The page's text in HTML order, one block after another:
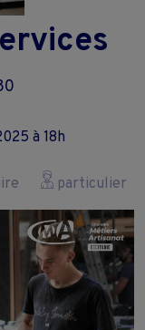
à 18h
particulier